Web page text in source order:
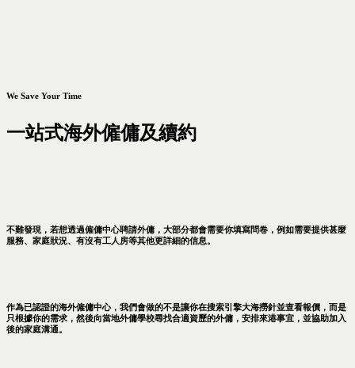
We Save Your Time
一站式海外僱傭及續約
不難發現，若想透過僱傭中心聘請外傭，大部分都會需要你填寫問卷，例如需要提供甚麼
服務、家庭狀況、有沒有工人房等其他更詳細的信息。
作為已認證的海外僱傭中心，我們會做的不是讓你在搜索引擎大海撈針並查看報價，而是
只根據你的需求，然後向當地外傭學校尋找合適資歷的外傭，安排來港事宜，並協助加入
後的家庭溝通。